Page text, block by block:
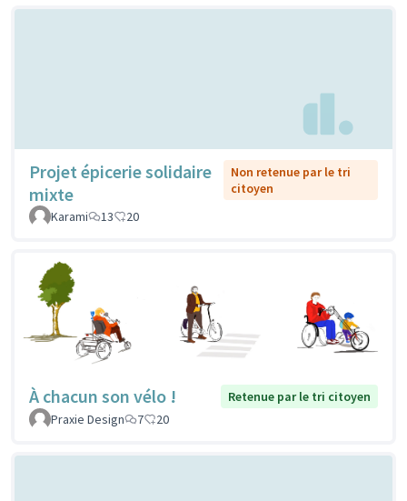
Projet épicerie solidaire
mixte
Non retenue par le tri
citoyen
Karami
13 20
À chacun son vélo !
Retenue par le tri citoyen
Praxie Design
7 20